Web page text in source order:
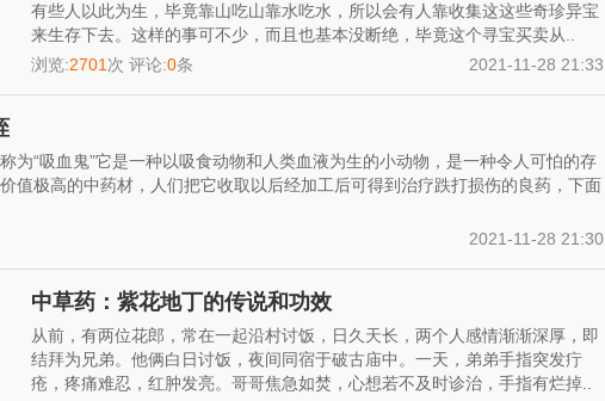
有些人以此为生，毕竟靠山吃山靠水吃水，所以会有人靠收集这这些奇珍异宝
来生存下去。这样的事可不少，而且也基本没断绝，毕竟这个寻宝买卖从..
浏览:2701 次 评论:0条 2021-11-28 21:33
为“吸血鬼”它是一种以吸食动物和人类血液为生的小动物，是一种令人可怕的存
值极高的中药材，人们把它收取以后经加工后可得到治疗跌打损伤的良药，下面
2021-11-28 21:30
中草药：紫花地丁的传说和功效
从前，有两位花郎，常在一起沿村讨饭，日久天长，两个人感情渐渐深厚，即
结拜为兄弟。他俩白日讨饭，夜间同宿于破古庙中。一天，弟弟手指突发疔
疮，疼痛难忍，红肿发亮。哥哥焦急如焚，心想若不及时诊治，手指有烂掉..